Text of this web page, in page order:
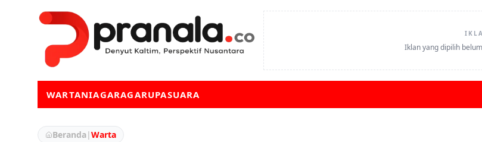
Iklan yang dipilih
WARTANIAGARAGARUPASUARA
Beranda|Warta